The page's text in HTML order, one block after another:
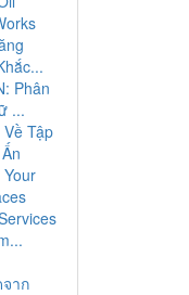
Phân
...
Tập
าก